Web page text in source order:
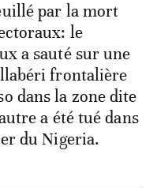
par la mort
le
a sauté sur une
frontalière
dans la zone dite
a été tué dans
du Nigeria.